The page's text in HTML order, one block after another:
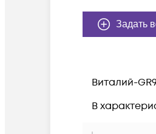
Задать
Виталий-
В